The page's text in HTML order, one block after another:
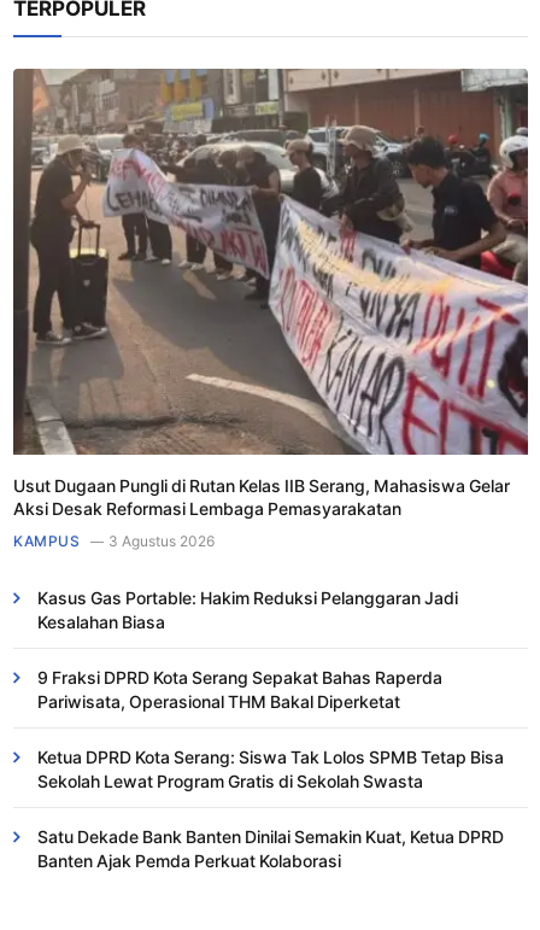
TERPOPULER
Usut Dugaan Pungli di Rutan Kelas IIB Serang, Mahasiswa Gelar
Aksi Desak Reformasi Lembaga Pemasyarakatan
KAMPUS 3 Agustus 2026
Kasus Gas Portable: Hakim Reduksi Pelanggaran Jadi
Kesalahan Biasa ​
9 Fraksi DPRD Kota Serang Sepakat Bahas Raperda
Pariwisata, Operasional THM Bakal Diperketat
Ketua DPRD Kota Serang: Siswa Tak Lolos SPMB Tetap Bisa
Sekolah Lewat Program Gratis di Sekolah Swasta
Satu Dekade Bank Banten Dinilai Semakin Kuat, Ketua DPRD
Banten Ajak Pemda Perkuat Kolaborasi